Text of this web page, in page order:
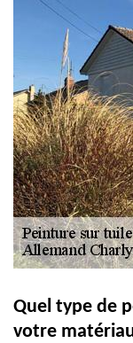
Quel type de
votre